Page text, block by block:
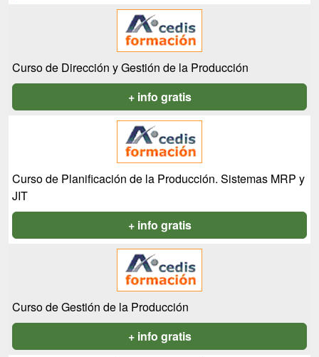
Curso de Dirección y Gestión de la Producción
+ info gratis
Curso de Planificación de la Producción. Sistemas MRP y
JIT
+ info gratis
Curso de Gestión de la Producción
+ info gratis